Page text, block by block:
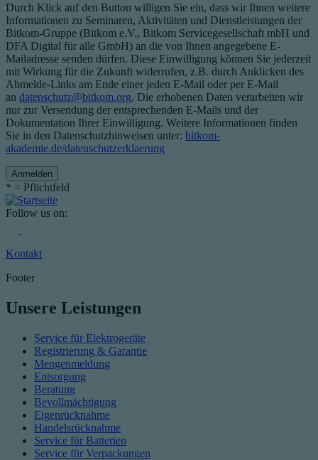
Durch Klick auf den Button willigen Sie ein, dass wir Ihnen weitere
Informationen zu Seminaren, Aktivitäten und Dienstleistungen der
Bitkom-Gruppe (Bitkom e.V., Bitkom Servicegesellschaft mbH und
DFA Digital für alle GmbH) an die von Ihnen angegebene E-
Mailadresse senden dürfen. Diese Einwilligung können Sie jederzeit
mit Wirkung für die Zukunft widerrufen, z.B. durch Anklicken des
Abmelde-Links am Ende einer jeden E-Mail oder per E-Mail
an datenschutz@bitkom.org. Die erhobenen Daten verarbeiten wir
nur zur Versendung der entsprechenden E-Mails und der
Dokumentation Ihrer Einwilligung. Weitere Informationen finden
Sie in den Datenschutzhinweisen unter: bitkom-
akademie.de/datenschutzerklaerung
* = Pflichtfeld
Follow us on:
Kontakt
Footer
Unsere Leistungen
Service für Elektrogeräte
Registrierung & Garantie
Mengenmeldung
Entsorgung
Beratung
Bevollmächtigung
Eigenrücknahme
Handelsrücknahme
Service für Batterien
Service für Verpackungen